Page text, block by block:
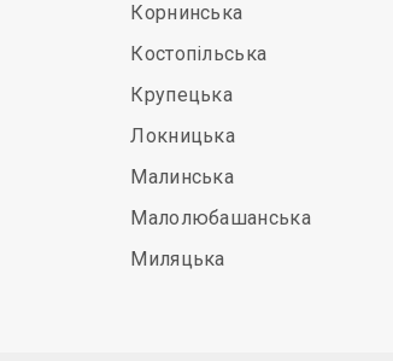
Корнинська
Костопільська
Крупецька
Локницька
Малинська
Малолюбашанська
Миляцька